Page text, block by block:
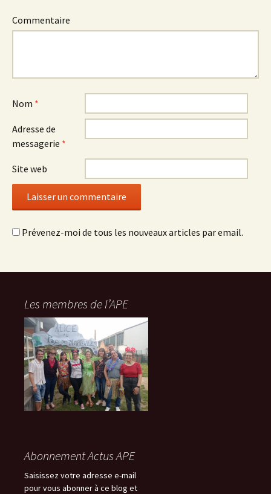
Commentaire
Nom *
Adresse de
messagerie *
Site web
Prévenez-moi de tous les nouveaux articles par email.
Les membres de l’APE
Abonnement Actus APE
Saisissez votre adresse e-mail
pour vous abonner à ce blog et